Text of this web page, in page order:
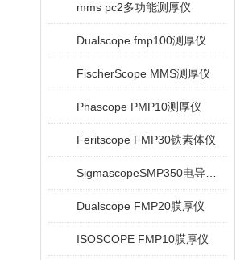
mms pc2多功能测厚仪
Dualscope fmp100测厚仪
FischerScope MMS测厚仪
Phascope PMP10测厚仪
Feritscope FMP30铁素体仪
Dualscope FMP20膜厚仪
ISOSCOPE FMP10膜厚仪